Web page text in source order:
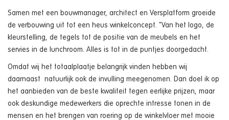
Samen met een bouwmanager, architect en Versplatform groeide
de verbouwing uit tot een heus winkelconcept. "Van het logo, de
kleurstelling, de tegels tot de positie van de meubels en het
servies in de lunchroom. Alles is tot in de puntjes doorgedacht.
Omdat wij het totaalplaatje belangrijk vinden hebben wij
daarnaast natuurlijk ook de invulling meegenomen. Dan doel ik op
het aanbieden van de beste kwaliteit tegen eerlijke prijzen, maar
ook deskundige medewerkers die oprechte intresse tonen in de
mensen en het brengen van roering op de winkelvloer met mooie